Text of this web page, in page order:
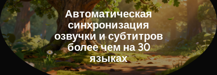
Автоматическая
синхронизация
озвучки и субтитров
более чем на 30
языках